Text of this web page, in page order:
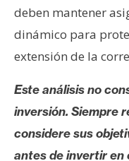
deben mantener
dinámico para
extensión de la
Este análisis no
inversión. Siempre
considere sus
antes de invertir en